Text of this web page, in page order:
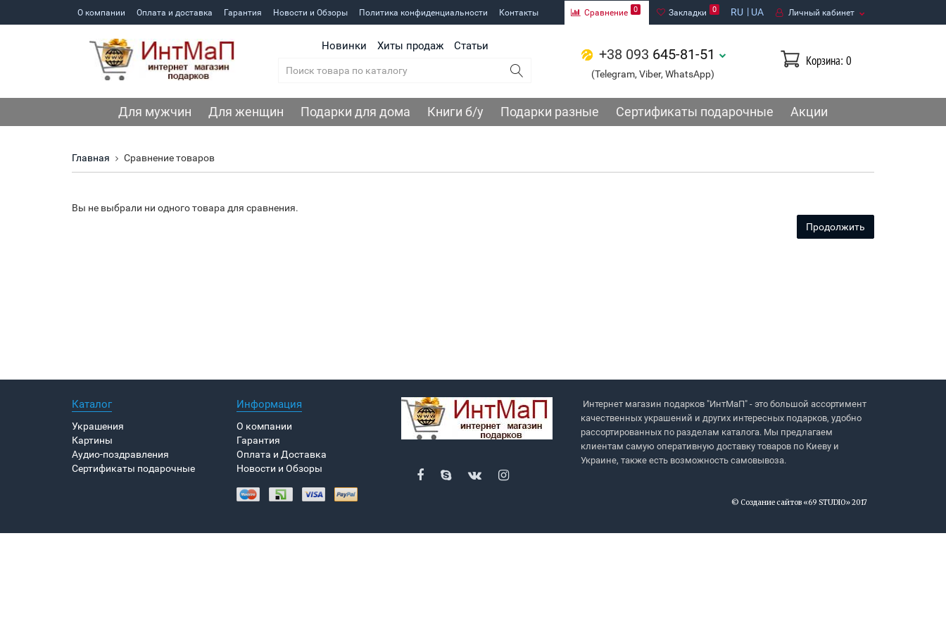
О компании Оплата и доставка Гарантия Новости и Обзоры Политика конфиденциальности Контакты Сравнение 0 Закладки 0 RU UA Личный кабинет
Новинки Хиты продаж Статьи +38 093 645-81-51
(Telegram, Viber, WhatsApp)
Корзина: 0
Для мужчин Для женщин Подарки для дома Книги б/у Подарки разные Сертификаты подарочные Акции
Главная Сравнение товаров
Вы не выбрали ни одного товара для сравнения.
Продолжить
Каталог
Украшения
Картины
Аудио-поздравления
Сертификаты подарочные
Информация
О компании
Гарантия
Оплата и Доставка
Новости и Обзоры
Интернет магазин подарков "ИнтМаП" - это большой ассортимент
качественных украшений и других интересных подарков, удобно
рассортированных по разделам каталога. Мы предлагаем
клиентам самую оперативную доставку товаров по Киеву и
Украине, также есть возможность самовывоза.
© Создание сайтов «69 STUDIO» 2017